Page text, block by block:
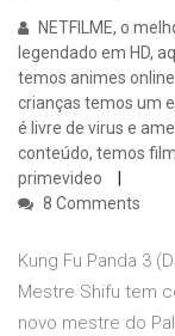
NETFILME, o
legendado em HD,
temos animes
crianças temos um
é livre de virus e
conteúdo, temos
primevideo
8 Comments
Kung Fu Panda 3
Mestre Shifu tem
novo mestre do